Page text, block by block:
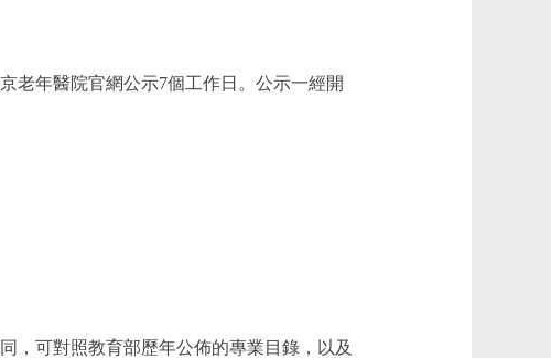
老年醫院官網公示7個工作日。公示一經開
可對照教育部歷年公佈的專業目錄，以及